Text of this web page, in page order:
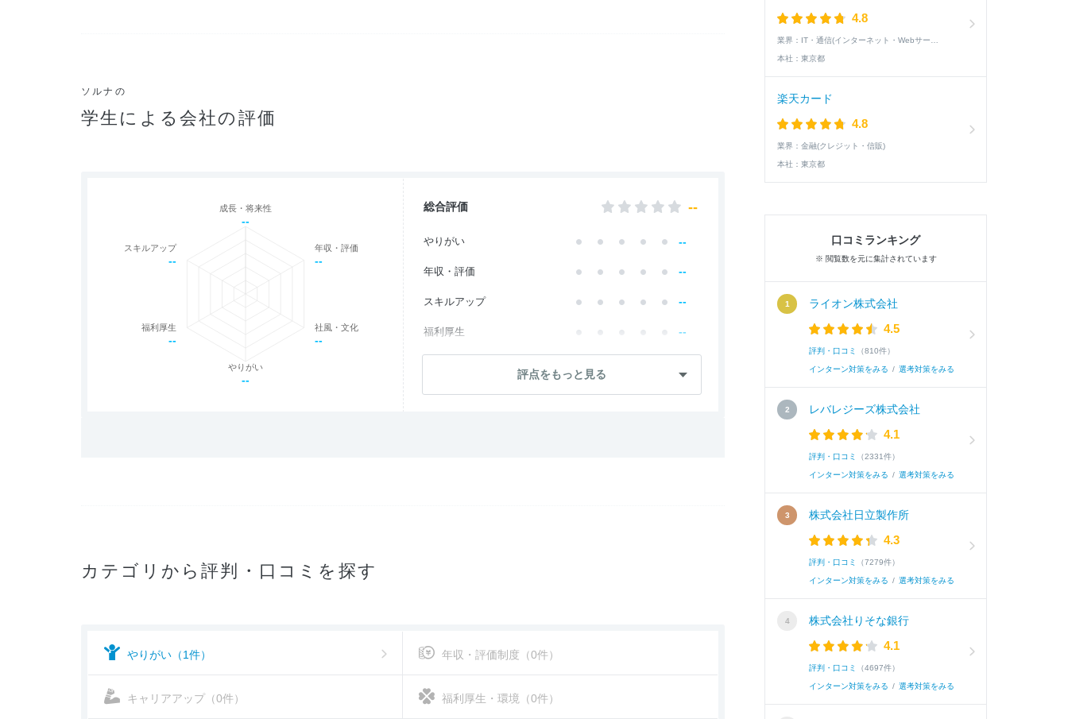
ソルナの
学生による会社の評価
評点をもっと見る
成長・将来性
--
年収・評価
--
社風・文化
--
やりがい
--
福利厚生
--
スキルアップ
--
総合評価 --
やりがい --
年収・評価 --
スキルアップ --
福利厚生 --
社員・管理職 --
カテゴリから評判・口コミを探す
やりがい（1件） 年収・評価制度（0件）
キャリアアップ（0件） 福利厚生・環境（0件）
4.8
業界：
本社： 東京都
楽天カード
4.8
業界： 金融(クレジット・信販)
本社： 東京都
口コミランキング
※ 閲覧数を元に集計されています
ライオン株式会社
4.5
評判・口コミ （810件）
インターン対策をみる / 選考対策をみる
レバレジーズ株式会社
4.1
評判・口コミ （2331件）
インターン対策をみる / 選考対策をみる
株式会社日立製作所
4.3
評判・口コミ （7279件）
インターン対策をみる / 選考対策をみる
株式会社りそな銀行
4.1
評判・口コミ （4697件）
インターン対策をみる / 選考対策をみる